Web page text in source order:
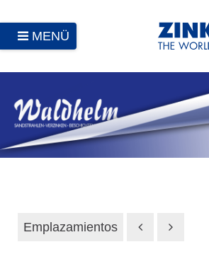
MENÜ
Emplazamientos